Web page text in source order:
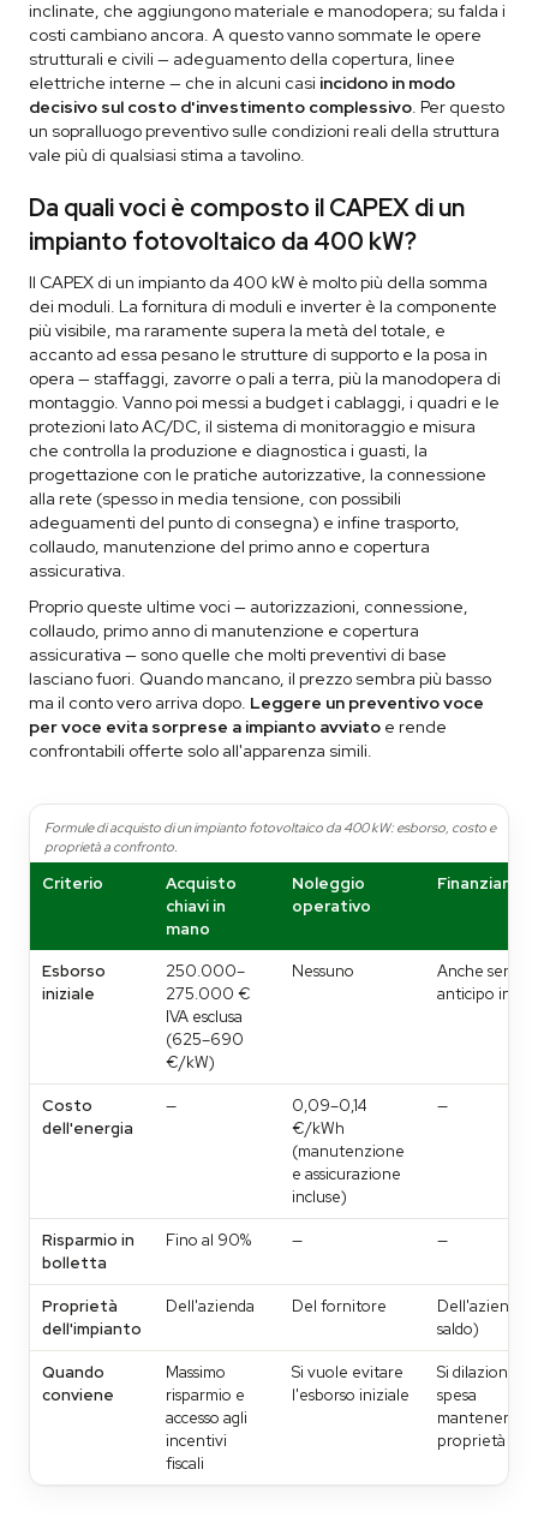
inclinate, che aggiungono materiale e manodopera; su falda i
costi cambiano ancora. A questo vanno sommate le opere
strutturali e civili — adeguamento della copertura, linee
elettriche interne — che in alcuni casi incidono in modo
decisivo sul costo d'investimento complessivo. Per questo
un sopralluogo preventivo sulle condizioni reali della struttura
vale più di qualsiasi stima a tavolino.
Da quali voci è composto il CAPEX di un
impianto fotovoltaico da 400 kW?
Il CAPEX di un impianto da 400 kW è molto più della somma
dei moduli. La fornitura di moduli e inverter è la componente
più visibile, ma raramente supera la metà del totale, e
accanto ad essa pesano le strutture di supporto e la posa in
opera — staffaggi, zavorre o pali a terra, più la manodopera di
montaggio. Vanno poi messi a budget i cablaggi, i quadri e le
protezioni lato AC/DC, il sistema di monitoraggio e misura
che controlla la produzione e diagnostica i guasti, la
progettazione con le pratiche autorizzative, la connessione
alla rete (spesso in media tensione, con possibili
adeguamenti del punto di consegna) e infine trasporto,
collaudo, manutenzione del primo anno e copertura
assicurativa.
Proprio queste ultime voci — autorizzazioni, connessione,
collaudo, primo anno di manutenzione e copertura
assicurativa — sono quelle che molti preventivi di base
lasciano fuori. Quando mancano, il prezzo sembra più basso
ma il conto vero arriva dopo. Leggere un preventivo voce
per voce evita sorprese a impianto avviato e rende
confrontabili offerte solo all'apparenza simili.
Formule di acquisto di un impianto fotovoltaico da 400 kW: esborso, costo e
proprietà a confronto.
Criterio
Acquisto
chiavi in
mano
Noleggio
operativo
Esborso
iniziale
250.000–
275.000 €
IVA esclusa
(625–690
€/kW)
Nessuno
Anche senza
anticipo
Costo
dell'energia
—
0,09–0,14
€/kWh
(manutenzione
e assicurazione
incluse)
—
Risparmio in
bolletta
Fino al 90% — —
Proprietà
dell'impianto
Dell'azienda Del fornitore
Dell'azienda
saldo)
Quando
conviene
Massimo
risparmio e
accesso agli
incentivi
fiscali
Si vuole evitare
l'esborso iniziale
Si dilaziona la
spesa
mantenendo
proprietà